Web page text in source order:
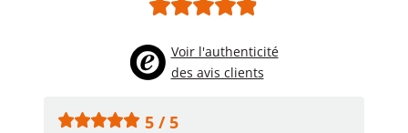
Voir l'authenticité
des avis clients
5 / 5